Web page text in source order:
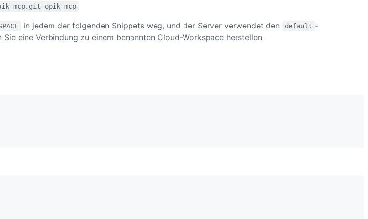
mcp.git opik-mcp
in jedem der folgenden Snippets weg, und der Server verwendet den default -
eine Verbindung zu einem benannten Cloud-Workspace herstellen.